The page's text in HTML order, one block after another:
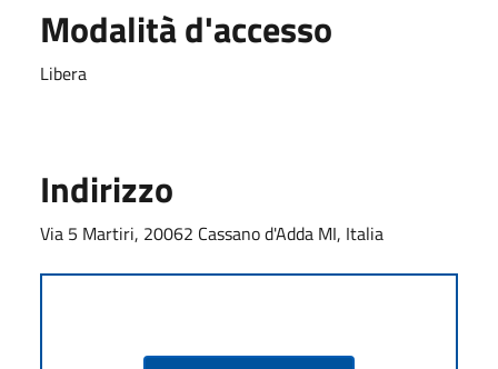
Modalità d'accesso
Libera
Indirizzo
Via 5 Martiri, 20062 Cassano d'Adda MI, Italia